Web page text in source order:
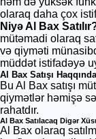
olaraq daha çox
Niyə Al Bax
mütəmadi olaraq
və qiyməti
müddət istifadəyə
Al Bax Satışı
Bu Al Bax satışı
qiymətlər həmişə
rahatdır.
Al Bax Satılacaq Digər
Al Bax olaraq